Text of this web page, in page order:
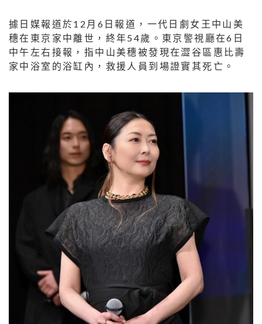
據日媒報道於12月6日報道，一代日劇女王中山美
穗在東京家中離世，終年54歲。東京警視廳在6日
中午左右接報，指中山美穗被發現在澀谷區惠比壽
家中浴室的浴缸內，救援人員到場證實其死亡。